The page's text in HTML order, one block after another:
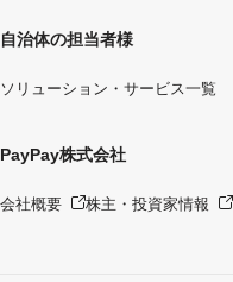
自治体の担当者様
ソリューション・サービス一覧
PayPay株式会社
会社概要 株主・投資家情報